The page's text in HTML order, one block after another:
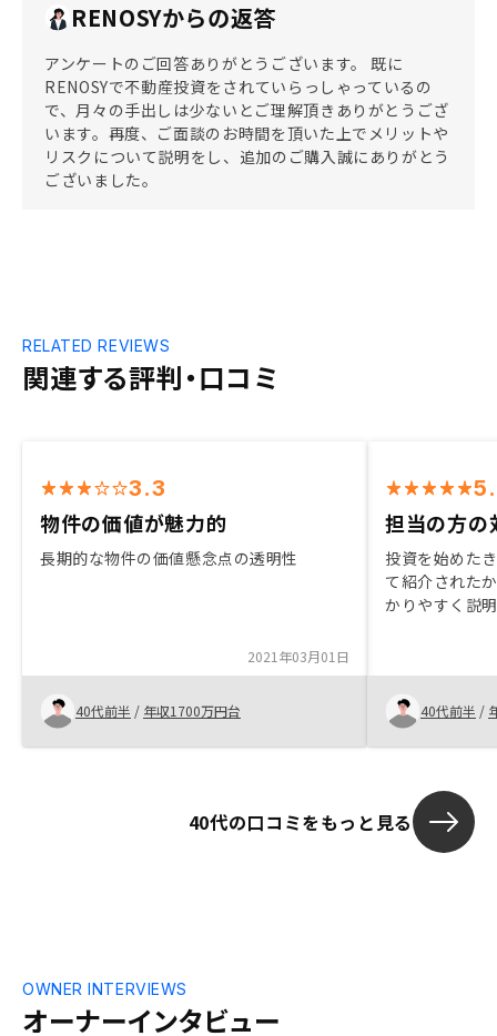
RENOSYからの返答
アンケートのご回答ありがとうございます。 既に
RENOSYで不動産投資をされていらっしゃっているの
で、月々の手出しは少ないとご理解頂きありがとうござ
います。再度、ご面談のお時間を頂いた上でメリットや
リスクについて説明をし、追加のご購入誠にありがとう
ございました。
関連する評判・口コミ
RELATED REVIEWS
3.3
物件の価値が魅力的
長期的な物件の価値懸念点の透明性
2021年03月01日
40代前半 / 年収1700万円台
担当の方の
投資を始めた
て紹介された
かりやすく説
して頂きとて
40代前半 /
40代の口コミをもっと見る
オーナーインタビュー
OWNER INTERVIEWS